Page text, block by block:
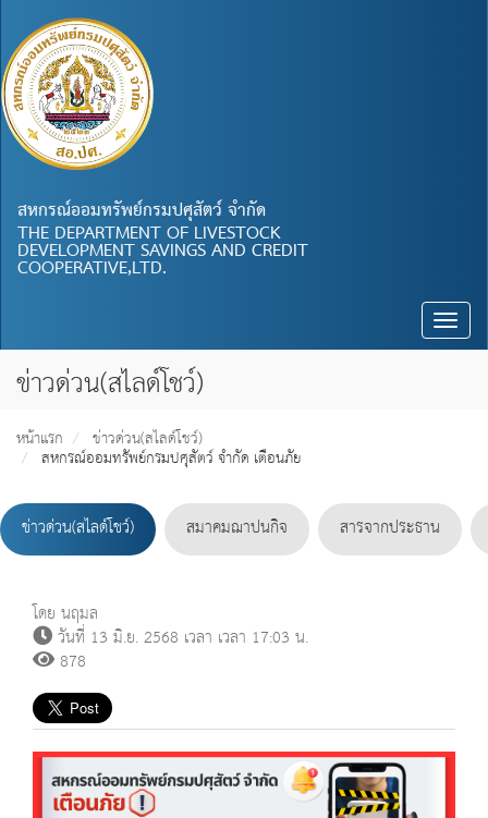
สหกรณ์ออมทรัพย์กรมปศุสัตว์ จำกัด
THE DEPARTMENT OF LIVESTOCK
DEVELOPMENT SAVINGS AND CREDIT
COOPERATIVE,LTD.
Toggle
ข่าวด่วน(สไลด์โชว์)
หน้าแรก ข่าวด่วน(สไลด์โชว์)
สหกรณ์ออมทรัพย์กรมปศุสัตว์ จำกัด เตือนภัย
ข่าวด่วน(สไลด์โชว์) สมาคมฌาปนกิจ สารจากประธาน
โดย นฤมล
วันที่ 13 มิ.ย. 2568 เวลา เวลา 17:03 น.
878